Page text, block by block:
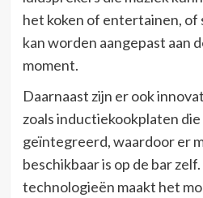
het koken of entertainen, of
kan worden aangepast aan
moment.
Daarnaast zijn er ook
zoals inductiekookplaten
geïntegreerd, waardoor er
beschikbaar is op de bar
technologieën maakt het